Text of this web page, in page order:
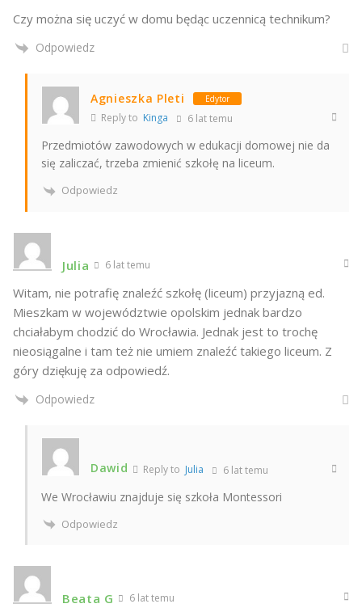
Czy można się uczyć w domu będąc uczennicą technikum?
Odpowiedz
Agnieszka Pleti Edytor
Reply to Kinga 6 lat temu
Przedmiotów zawodowych w edukacji domowej nie da
się zaliczać, trzeba zmienić szkołę na liceum.
Odpowiedz
Julia 6 lat temu
Witam, nie potrafię znaleźć szkołę (liceum) przyjazną ed.
Mieszkam w województwie opolskim jednak bardzo
chciałabym chodzić do Wrocławia. Jednak jest to trochę
nieosiągalne i tam też nie umiem znaleźć takiego liceum. Z
góry dziękuję za odpowiedź.
Odpowiedz
Dawid Reply to Julia 6 lat temu
We Wrocławiu znajduje się szkoła Montessori
Odpowiedz
Beata G 6 lat temu